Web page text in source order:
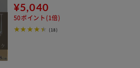
¥5,040
50ポイント(1倍)
(18)